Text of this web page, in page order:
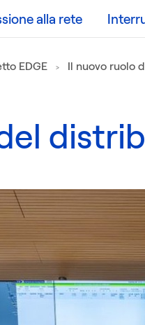
alla rete
EDGE Il nuovo ruolo